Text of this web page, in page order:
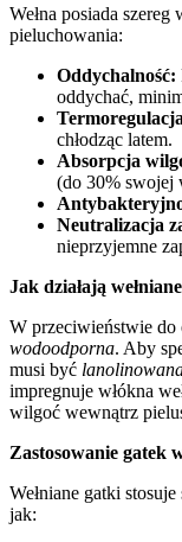
Wełna posiada
pieluchowania:
Oddychalność:
oddychać,
chłodząc latem.
Absorpcja
(do 30% swojej
Neutralizacja
nieprzyjemne
Jak działają
W przeciwieństwie do
wodoodporna. Aby
musi być
impregnuje włókna
wilgoć wewnątrz
Zastosowanie gatek
Wełniane gatki
jak: